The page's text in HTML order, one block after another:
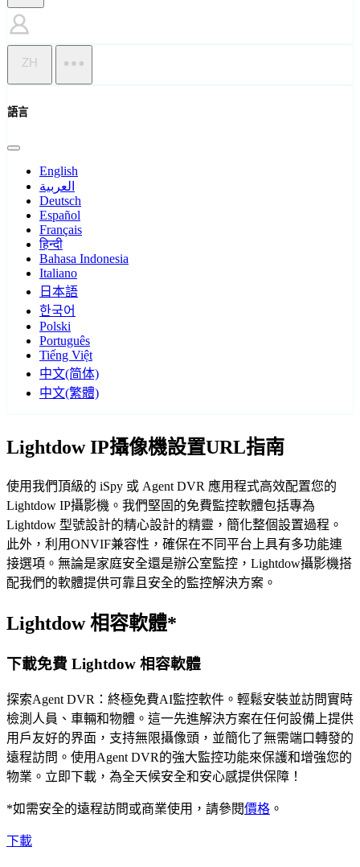
ZH
語言
English
العربية
Deutsch
Español
Français
हिन्दी
Bahasa Indonesia
Italiano
日本語
한국어
Polski
Português
Tiếng Việt
中文(简体)
中文(繁體)
Lightdow IP攝像機設置URL指南
使用我們頂級的 iSpy 或 Agent DVR 應用程式高效配置您的
Lightdow IP攝影機。我們堅固的免費監控軟體包括專為
Lightdow 型號設計的精心設計的精靈，簡化整個設置過程。
此外，利用ONVIF兼容性，確保在不同平台上具有多功能連
接選項。無論是家庭安全還是辦公室監控，Lightdow攝影機搭
配我們的軟體提供可靠且安全的監控解決方案。
Lightdow 相容軟體*
下載免費 Lightdow 相容軟體
探索Agent DVR：終極免費AI監控軟件。輕鬆安裝並訪問實時
檢測人員、車輛和物體。這一先進解決方案在任何設備上提供
用戶友好的界面，支持無限攝像頭，並簡化了無需端口轉發的
遠程訪問。使用Agent DVR的強大監控功能來保護和增強您的
物業。立即下載，為全天候安全和安心感提供保障！
*如需安全的遠程訪問或商業使用，請參閱價格 。
下載